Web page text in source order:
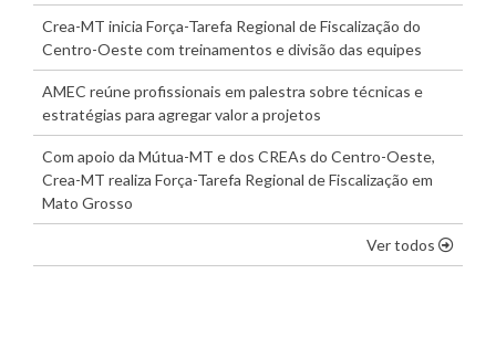
Crea-MT inicia Força-Tarefa Regional de Fiscalização do
Centro-Oeste com treinamentos e divisão das equipes
AMEC reúne profissionais em palestra sobre técnicas e
estratégias para agregar valor a projetos
Com apoio da Mútua-MT e dos CREAs do Centro-Oeste,
Crea-MT realiza Força-Tarefa Regional de Fiscalização em
Mato Grosso
Ver todos os